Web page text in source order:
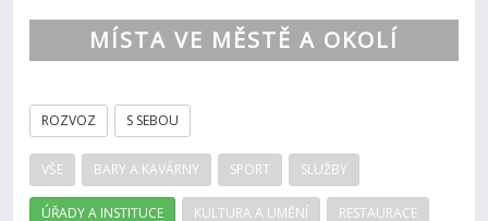
MÍSTA VE MĚSTĚ A OKOLÍ
ROZVOZ S SEBOU
VŠE BARY A KAVÁRNY SPORT SLUŽBY
ÚŘADY A INSTITUCE KULTURA A UMĚNÍ RESTAURACE